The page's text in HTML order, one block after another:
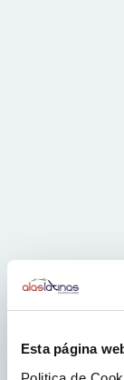
Esta página